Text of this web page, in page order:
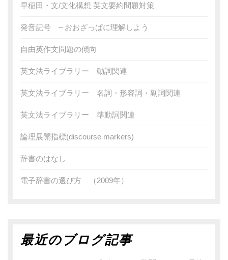
早稲田・文/文化構想 英文要約問題対策
発音記号 – おおざっぱに理解しよう
自由英作文問題の傾向
英文法ライブラリー 動詞関連
英文法ライブラリー 名詞・形容詞・副詞関連
英文法ライブラリー 準動詞関連
論理展開指標(discourse markers)
辞書のはなし
電子辞書の選び方 （2009年）
最近のブログ記事